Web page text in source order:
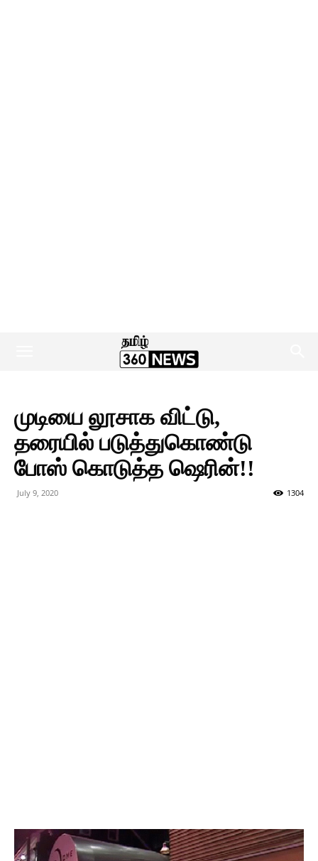
முடியை லூசாக விட்டு,
தரையில் படுத்துகொண்டு
போஸ் கொடுத்த ஷெரின்!!
July 9, 2020 1304